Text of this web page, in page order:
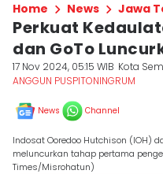
Home News Jawa
Perkuat
dan GoTo
17 Nov 2024, 05:15 WIB Kota
ANGGUN PUSPITONINGRUM
News Channel
Indosat Ooredoo Hutchison (IOH)
meluncurkan tahap pertama
Times/Misrohatun)